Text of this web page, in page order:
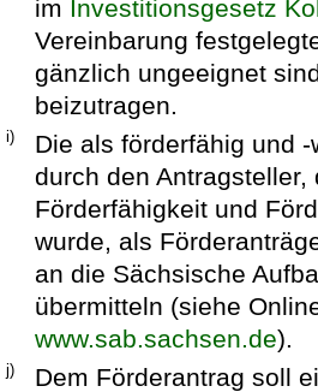
im Investitionsgesetz
Vereinbarung
gänzlich ungeeignet
beizutragen.
i)
Die als förderfähig und
durch den
Förderfähigkeit und
wurde, als
an die Sächsische
übermitteln (siehe
www.sab.sachsen.de).
j)
Dem Förderantrag soll